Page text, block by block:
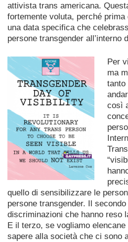
attivista trans americana.
fortemente voluta, perché prima
una data specifica che
persone transgender all’interno
Per
ma
tanto
così
quello di sensibilizzare le
persone transgender.
Il
discriminazioni che hanno reso
E il terzo, se vogliamo
sapere alla società che ci sono